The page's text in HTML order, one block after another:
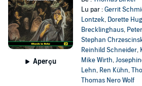
Aperçu
Lu par :Gerrit
Lontzek, Dorette
Brecklinghaus,
Stephan
Reinhild Schneider,
Mike Wirth,
Lehn, Ren Kühn,
Thomas Nero Wolf